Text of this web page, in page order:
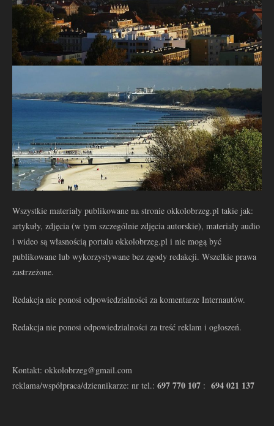
Wszystkie materiały publikowane na stronie okkolobrzeg.pl takie jak:
artykuły, zdjęcia (w tym szczególnie zdjęcia autorskie), materiały audio
i wideo są własnością portalu okkolobrzeg.pl i nie mogą być
publikowane lub wykorzystywane bez zgody redakcji. Wszelkie prawa
zastrzeżone.
Redakcja nie ponosi odpowiedzialności za komentarze Internautów.
Redakcja nie ponosi odpowiedzialności za treść reklam i ogłoszeń.
Kontakt: okkolobrzeg@gmail.com
reklama/współpraca/dziennikarze: nr tel.: 697 770 107 : 694 021 137